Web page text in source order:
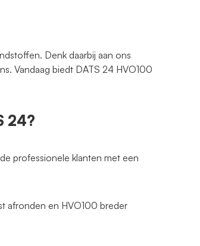
Denk daarbij aan ons
Vandaag biedt DATS 24 HVO100
24?
professionele klanten met een
afronden en HVO100 breder